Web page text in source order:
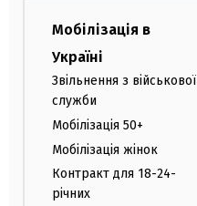
Мобілізація в
Україні
Звільнення з військової
служби
Мобілізація 50+
Мобілізація жінок
Контракт для 18-24-
річних